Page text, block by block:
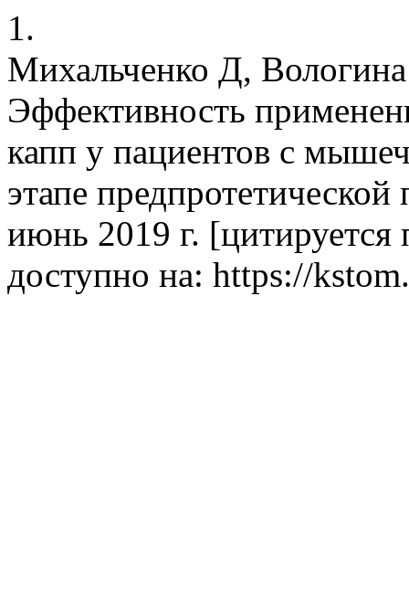
1.
Михальченко Д,
Эффективность
капп у пациентов с
этапе
июнь 2019 г.
доступно на: https://